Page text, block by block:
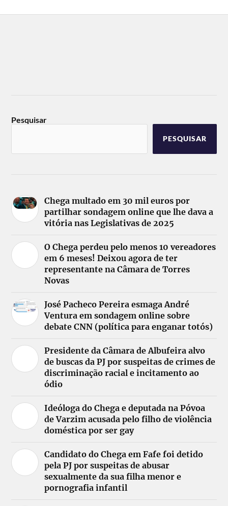
Pesquisar
PESQUISAR
Chega multado em 30 mil euros por
partilhar sondagem online que lhe dava a
vitória nas Legislativas de 2025
O Chega perdeu pelo menos 10 vereadores
em 6 meses! Deixou agora de ter
representante na Câmara de Torres
Novas
José Pacheco Pereira esmaga André
Ventura em sondagem online sobre
debate CNN (política para enganar totós)
Presidente da Câmara de Albufeira alvo
de buscas da PJ por suspeitas de crimes de
discriminação racial e incitamento ao
ódio
Ideóloga do Chega e deputada na Póvoa
de Varzim acusada pelo filho de violência
doméstica por ser gay
Candidato do Chega em Fafe foi detido
pela PJ por suspeitas de abusar
sexualmente da sua filha menor e
pornografia infantil